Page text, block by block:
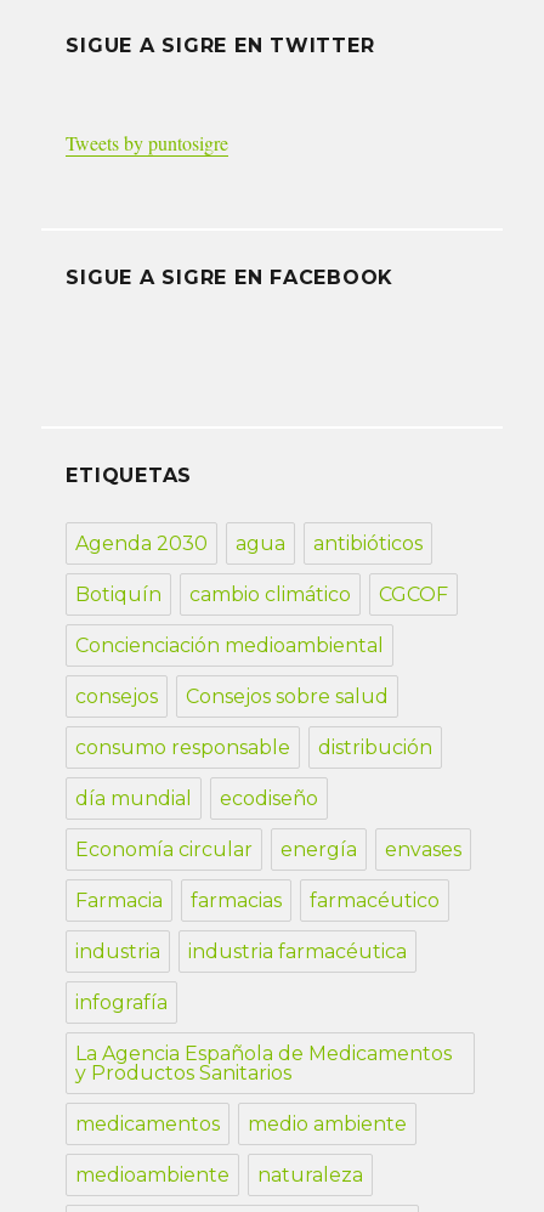
SIGUE A SIGRE EN TWITTER
Tweets by puntosigre
SIGUE A SIGRE EN FACEBOOK
ETIQUETAS
Agenda 2030 agua antibióticos
Botiquín cambio climático CGCOF
Concienciación medioambiental
consejos Consejos sobre salud
consumo responsable distribución
día mundial ecodiseño
Economía circular energía envases
Farmacia farmacias farmacéutico
industria industria farmacéutica
infografía
La Agencia Española de Medicamentos
y Productos Sanitarios
medicamentos medio ambiente
medioambiente naturaleza